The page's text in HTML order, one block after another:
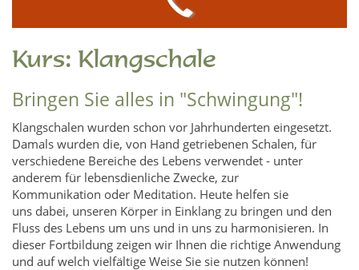
Kurs: Klangschale
Bringen Sie alles in "Schwingung"!
Klangschalen wurden schon vor Jahrhunderten eingesetzt.
Damals wurden die, von Hand getriebenen Schalen, für
verschiedene Bereiche des Lebens verwendet - unter
anderem für lebensdienliche Zwecke, zur
Kommunikation oder Meditation. Heute helfen sie
uns dabei, unseren Körper in Einklang zu bringen und den
Fluss des Lebens um uns und in uns zu harmonisieren. In
dieser Fortbildung zeigen wir Ihnen die richtige Anwendung
und auf welch vielfältige Weise Sie sie nutzen können!